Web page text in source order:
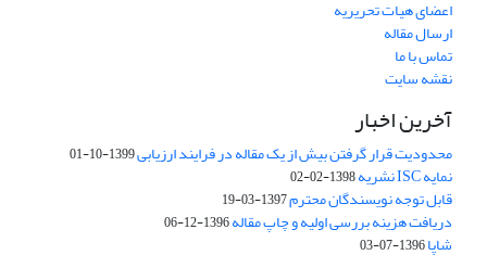
اعضای هیات تحریریه
ارسال مقاله
تماس با ما
نقشه سایت
آخرین اخبار
محدودیت قرار گرفتن بیش از یک مقاله در فرایند ارزیابی1399-10-01
نمایه ISC نشریه 1398-02-02
قابل توجه نویسندگان محترم1397-03-19
دریافت هزینه بررسی اولیه و چاپ مقاله1396-12-06
شاپا1396-07-03